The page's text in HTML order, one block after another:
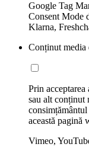
Google Tag
Consent Mode
Klarna,
Conținut media
Prin
sau alt conținut
această pagină
Vimeo,